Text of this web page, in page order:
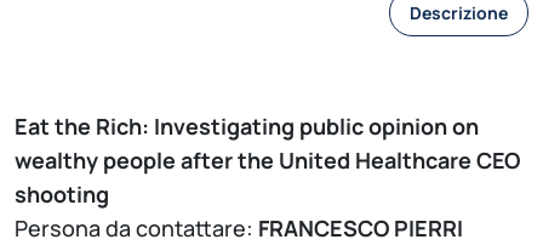
Descrizione
Eat the Rich: Investigating public opinion on
wealthy people after the United Healthcare CEO
shooting
Persona da contattare: FRANCESCO PIERRI